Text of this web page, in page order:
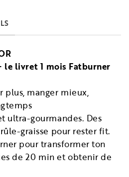
le livret 1 mois Fatburner
plus, manger mieux,
ultra-gourmandes. Des
graisse pour rester fit.
pour transformer ton
de 20 min et obtenir de